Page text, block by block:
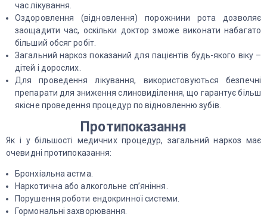
час лікування.
Оздоровлення (відновлення) порожнини рота дозволяє
заощадити час, оскільки доктор зможе виконати набагато
більший обсяг робіт.
Загальний наркоз показаний для пацієнтів будь-якого віку –
дітей і дорослих.
Для проведення лікування, використовуються безпечні
препарати для зниження слиновиділення, що гарантує більш
якісне проведення процедур по відновленню зубів.
Протипоказання
Як і у більшості медичних процедур, загальний наркоз має
очевидні протипоказання:
Бронхіальна астма.
Наркотична або алкогольне сп’яніння.
Порушення роботи ендокринної системи.
Гормональні захворювання.